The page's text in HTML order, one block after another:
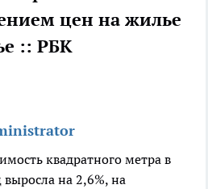
цен на жилье
:: РБК
квадратного метра в
выросла на 2,6%, на